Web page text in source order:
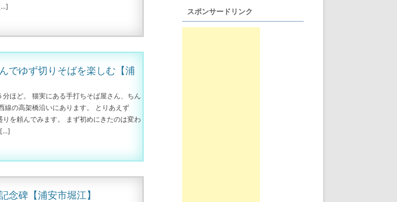
でゆず切りそばを楽しむ【浦
ほど。 猫実にある手打ちそば屋さん、ちん
線の高架橋沿いにあります。 とりあえず
を頼んでみます。 まず初めにきたのは変わ
[…]
念碑【浦安市堀江】
スポンサードリンク